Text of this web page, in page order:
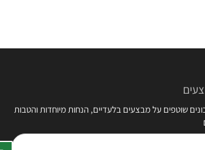
שוטפים על מבצעים בלעדיים, הנחות מיוחדות והטבות